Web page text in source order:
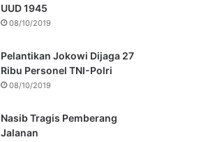
UUD 1945
08/10/2019
Pelantikan Jokowi Dijaga 27
Ribu Personel TNI-Polri
08/10/2019
Nasib Tragis Pemberang
Jalanan